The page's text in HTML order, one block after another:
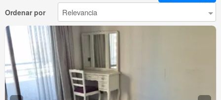
Ordenar por